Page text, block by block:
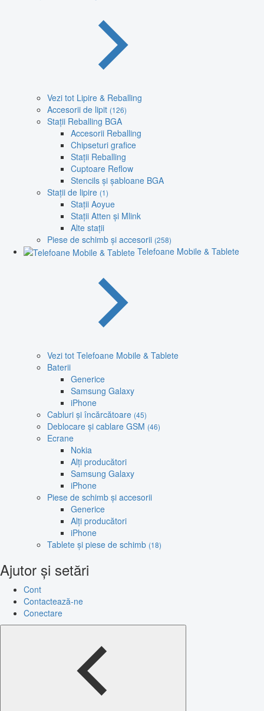
Vezi tot Lipire & Reballing
Accesorii de lipit (126)
Stații Reballing BGA
Accesorii Reballing
Chipseturi grafice
Stații Reballing
Cuptoare Reflow
Stencils și șabloane BGA
Stații de lipire (1)
Stații Aoyue
Stații Atten și Mlink
Alte stații
Piese de schimb și accesorii (258)
Telefoane Mobile & Tablete
Vezi tot Telefoane Mobile & Tablete
Baterii
Generice
Samsung Galaxy
iPhone
Cabluri și încărcătoare (45)
Deblocare și cablare GSM (46)
Ecrane
Nokia
Alți producători
Samsung Galaxy
iPhone
Piese de schimb și accesorii
Generice
Alți producători
iPhone
Tablete și piese de schimb (18)
Ajutor și setări
Cont
Contactează-ne
Conectare